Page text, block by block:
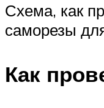
Схема, как
саморезы
Как